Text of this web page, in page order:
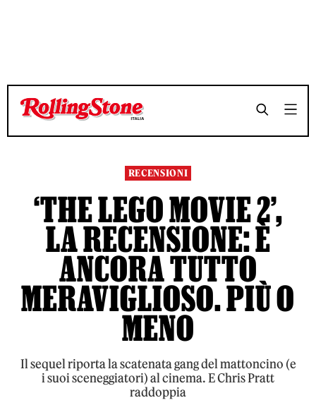
TEMPO DI LETTURA 5 MINUTI SHARE
TEMPO DI LETTURA 5 MINUTI SHARE
RECENSIONI
‘THE LEGO MOVIE 2’,
LA RECENSIONE: È
ANCORA TUTTO
MERAVIGLIOSO. PIÙ O
MENO
Il sequel riporta la scatenata gang del mattoncino (e
i suoi sceneggiatori) al cinema. E Chris Pratt
raddoppia